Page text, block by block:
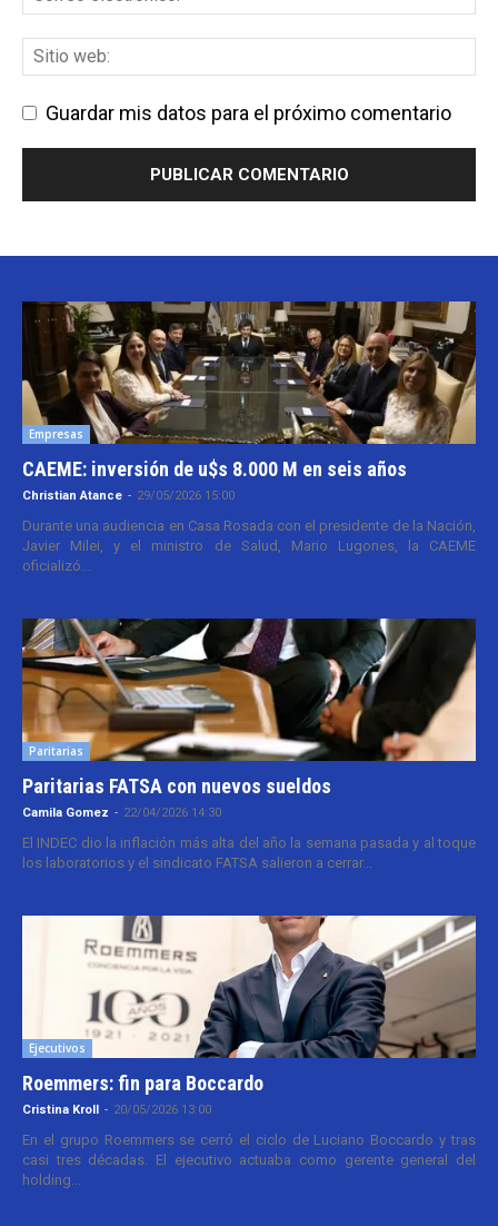
Guardar mis datos para el próximo comentario
Empresas
CAEME: inversión de u$s 8.000 M en seis años
Christian Atance - 29/05/2026 15:00
Durante una audiencia en Casa Rosada con el presidente de la Nación,
Javier Milei, y el ministro de Salud, Mario Lugones, la CAEME
oficializó...
Paritarias
Paritarias FATSA con nuevos sueldos
Camila Gomez - 22/04/2026 14:30
El INDEC dio la inflación más alta del año la semana pasada y al toque
los laboratorios y el sindicato FATSA salieron a cerrar...
Ejecutivos
Roemmers: fin para Boccardo
Cristina Kroll - 20/05/2026 13:00
En el grupo Roemmers se cerró el ciclo de Luciano Boccardo y tras
casi tres décadas. El ejecutivo actuaba como gerente general del
holding...